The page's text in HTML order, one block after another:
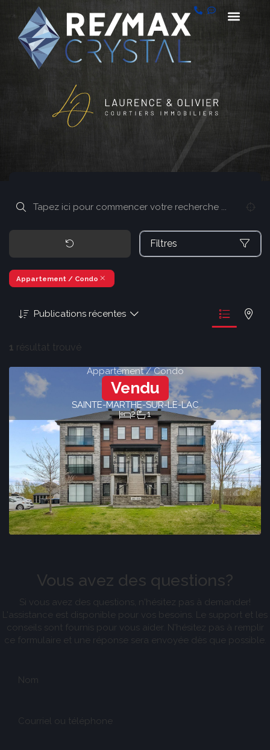
Filtres
Appartement / Condo
Publications récentes
1 résultat trouvé
Appartement / Condo
Vendu
SAINTE-MARTHE-SUR-LE-LAC
2
1
Vous avez des questions?
Si vous avez des questions, n'hésitez pas à demander!
L'assistance est disponible pour vos besoins. Le support et les
conseils sont fournis pour vous aider. N'hésitez pas à remplir
ce formulaire et une réponse sera envoyée dès que possible.
Nom
Courriel ou téléphone